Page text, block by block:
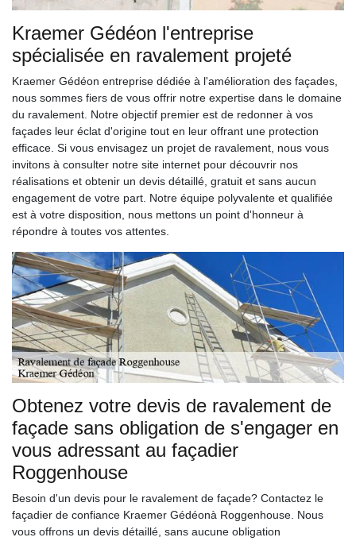
Kraemer Gédéon l'entreprise
spécialisée en ravalement projeté
Kraemer Gédéon entreprise dédiée à l'amélioration des façades,
nous sommes fiers de vous offrir notre expertise dans le domaine
du ravalement. Notre objectif premier est de redonner à vos
façades leur éclat d'origine tout en leur offrant une protection
efficace. Si vous envisagez un projet de ravalement, nous vous
invitons à consulter notre site internet pour découvrir nos
réalisations et obtenir un devis détaillé, gratuit et sans aucun
engagement de votre part. Notre équipe polyvalente et qualifiée
est à votre disposition, nous mettons un point d'honneur à
répondre à toutes vos attentes.
Obtenez votre devis de ravalement de
façade sans obligation de s'engager en
vous adressant au façadier
Roggenhouse
Besoin d'un devis pour le ravalement de façade? Contactez le
façadier de confiance Kraemer Gédéonà Roggenhouse. Nous
vous offrons un devis détaillé, sans aucune obligation